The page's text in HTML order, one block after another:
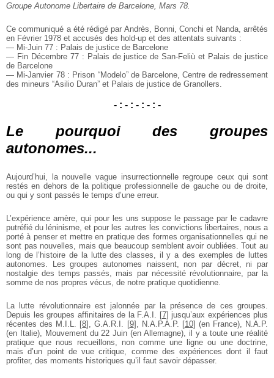
Groupe Autonome Libertaire de Barcelone, Mars 78.
Ce communiqué a été rédigé par Andrès, Bonni, Conchi et Nanda, arrêtés
en Février 1978 et accusés des hold-up et des attentats suivants :
— Mi-Juin 77 : Palais de justice de Barcelone
— Fin Décembre 77 : Palais de justice de San-Feliù et Palais de justice
de Barcelone
— Mi-Janvier 78 : Prison “Modelo” de Barcelone, Centre de redressement
des mineurs “Asilio Duran” et Palais de justice de Granollers.
- : - : - : - : -
Le pourquoi des groupes
autonomes...
Aujourd’hui, la nouvelle vague insurrectionnelle regroupe ceux qui sont
restés en dehors de la politique professionnelle de gauche ou de droite,
ou qui y sont passés le temps d’une erreur.
L’expérience amère, qui pour les uns suppose le passage par le cadavre
putréfié du léninisme, et pour les autres les convictions libertaires, nous a
porté à penser et mettre en pratique des formes organisationnelles qui ne
sont pas nouvelles, mais que beaucoup semblent avoir oubliées. Tout au
long de l’histoire de la lutte des classes, il y a des exemples de luttes
autonomes. Les groupes autonomes naissent, non par décret, ni par
nostalgie des temps passés, mais par nécessité révolutionnaire, par la
somme de nos propres vécus, de notre pratique quotidienne.
La lutte révolutionnaire est jalonnée par la présence de ces groupes.
Depuis les groupes affinitaires de la F.A.I.
[7] jusqu’aux expériences plus
récentes des M.I.L.
[8] , G.A.R.I. [9] , N.A.P.A.P. [10] (en France), N.A.P.
(en Italie), Mouvement du 22 Juin (en Allemagne), il y a toute une réalité
pratique que nous recueillons, non comme une ligne ou une doctrine,
mais d’un point de vue critique, comme des expériences dont il faut
profiter, des moments historiques qu’il faut savoir dépasser.